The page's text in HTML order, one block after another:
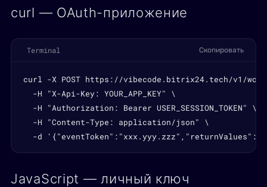
curl — OAuth-приложение
Terminal Скопировать
curl -X POST https://vibecode.bitrix24.tech/v1/
  -H "X-Api-Key: YOUR_APP_KEY" \
  -H "Authorization: Bearer USER_SESSION_TOKEN" \
  -H "Content-Type: application/json" \
-d
JavaScript — личный ключ